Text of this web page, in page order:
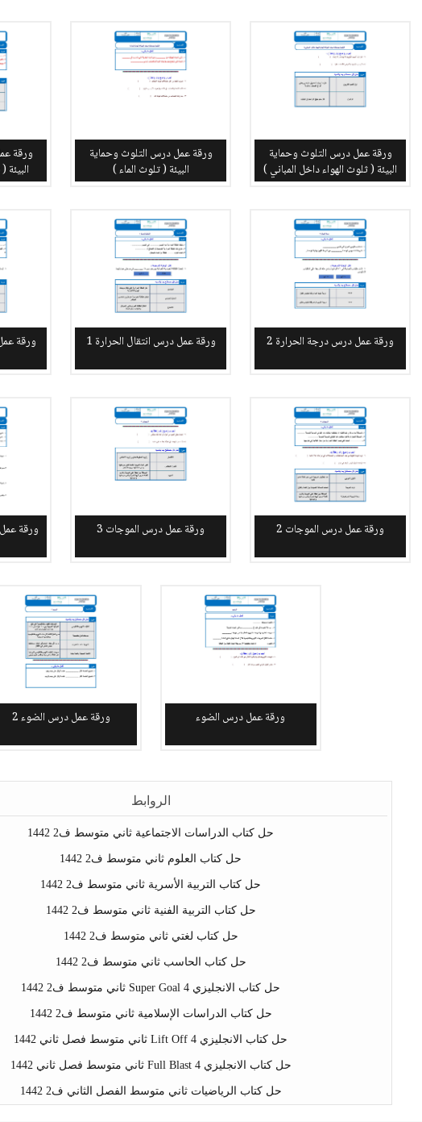
ورقة عمل درس التلوث وحماية
البيئة ( ثلوث الهواء داخل المباني )
ورقة عمل درس التلوث وحماية
البيئة ( تلوث الماء )
ورقة
ورقة عمل درس درجة الحرارة 2 ورقة عمل درس انتقال الحرارة 1 ورقة
ورقة عمل درس الموجات 2 ورقة عمل درس الموجات 3 ورقة
ورقة عمل درس الضوء ورقة عمل درس الضوء 2
الروابط
حل كتاب الدراسات الاجتماعية ثاني متوسط ف2 1442
حل كتاب العلوم ثاني متوسط ف2 1442
حل كتاب التربية الأسرية ثاني متوسط ف2 1442
حل كتاب التربية الفنية ثاني متوسط ف2 1442
حل كتاب لغتي ثاني متوسط ف2 1442
حل كتاب الحاسب ثاني متوسط ف2 1442
حل كتاب الانجليزي Super Goal 4 ثاني متوسط ف2 1442
حل كتاب الدراسات الإسلامية ثاني متوسط ف2 1442
حل كتاب الانجليزي Lift Off 4 ثاني متوسط فصل ثاني 1442
حل كتاب الانجليزي Full Blast 4 ثاني متوسط فصل ثاني 1442
حل كتاب الرياضيات ثاني متوسط الفصل الثاني ف2 1442